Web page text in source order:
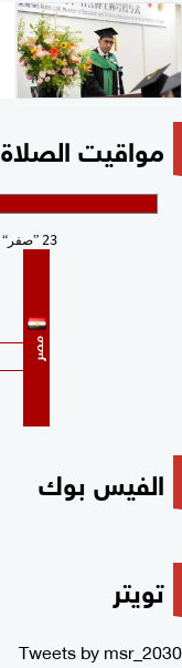
مواقيت الصلاة
23 صفر
مصر
الفيس بوك
تويتر
Tweets by msr_2030